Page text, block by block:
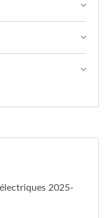
2025-